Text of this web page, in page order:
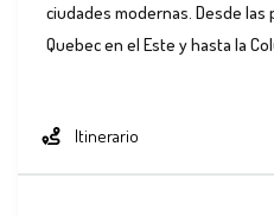
ciudades modernas. Desde las
Quebec en el Este y hasta la
Itinerario